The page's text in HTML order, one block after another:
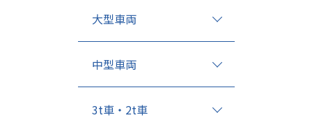
大型車両
中型車両
3t車・2t車